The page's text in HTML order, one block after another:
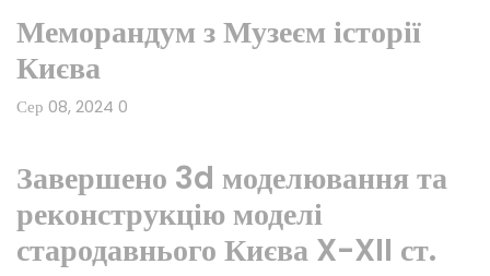
Меморандум з Музеєм історії
Києва
Сер 08, 2024 0
Завершено 3d моделювання та
реконструкцію моделі
стародавнього Києва X-XII ст.